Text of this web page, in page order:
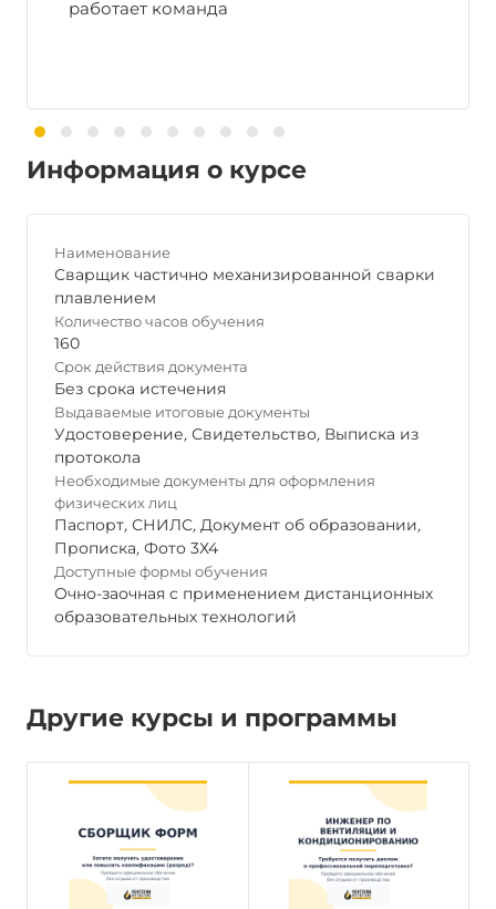
работает команда
Информация о курсе
Наименование
Сварщик частично механизированной сварки
плавлением
Количество часов обучения
160
Срок действия документа
Без срока истечения
Выдаваемые итоговые документы
Удостоверение, Свидетельство, Выписка из
протокола
Необходимые документы для оформления
физических лиц
Паспорт, СНИЛС, Документ об образовании,
Прописка, Фото 3Х4
Доступные формы обучения
Очно-заочная с применением дистанционных
образовательных технологий
Другие курсы и программы